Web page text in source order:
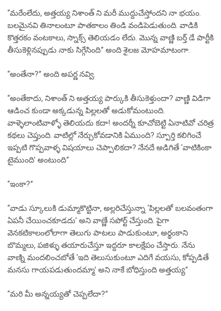
“మరేంలేదు, అత్తయ్య నిశాంత్ ని మరీ ముద్దుచేస్తోందని నా భయం.
బలమైనవి తినాలంటూ పాతకాలం తిండి వండిపెడుతుంది. వాడికి
కొత్తరకం వంటకాలు, స్నాక్స్ తెలియడం లేదు. మొన్న వాణ్ణి బర్త్ డే పార్టీకి
తీసుకెళ్లినప్పుడు నాకు సిగ్గేసింది” అంది శైలజ మోహమాటంగా.
“అంతేనా?” అంది అపర్ణ నవ్వి.
“అంతేకాదు, నిశాంత్ ని అత్తయ్య పార్కుకి తీసుకెళ్తుందా? వాణ్ణి విడిగా
ఆడించ కుండా అక్కడున్న పిల్లలతో అడుకోమంటుంది.
వాళ్ళెలాంటివాళ్ళో తెలియదు కదా! అందర్నీ కూచోబెట్టి ఏనాటివో చరిత్ర
కథలు చెప్తుంది. వాటిల్లో నేర్చుకోవడానికి ఏముంది? స్పూర్తి కలిగించే
ఇప్పటి గొప్పవాళ్ళ విషయాలు చెప్పాలికదా? నేనదే అడిగితే ‘వాటికింకా
టైముంది’ అంటుంది”
“ఇంకా?”
“వాడు స్కూలుకి డుమ్మాకొట్టినా, అల్లరిచేస్తున్నా ‘పిల్లలతో బలవంతంగా
ఏపనీ చేయించకూడదు’ అని వాణ్ణే సపోర్ట్ చేస్తుంది. పైగా
వెనకటికాలంలోలాగా తెలుగు పాటలు పాడుకుంటూ, అర్థంకాని
బొమ్మలు, పజిళ్ళు తయారుచేస్తూ ఇద్దరూ కాలక్షేపం చేస్తారు. నేను
వాణ్ని మందలించబోతే ‘ఇది తెలుసుకుంటూ ఎదిగే వయసు, కోప్పడితే
మనసు గాయపడుతుందమ్మా’ అని నాకే బోధిస్తుంది అత్తయ్య”
“మరి మీ అన్నయ్యతో చెప్పలేదా?”